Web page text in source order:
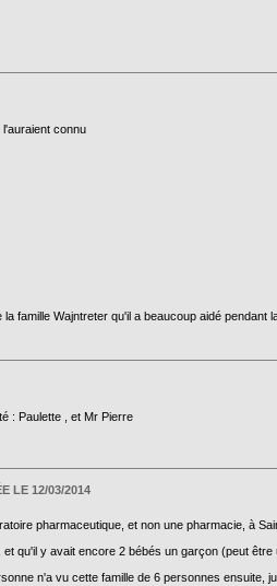
connu
famille Wajntreter qu'il a beaucoup aidé pendant
: Paulette , et Mr Pierre
LE 12/03/2014
pharmaceutique, et non une pharmacie, à
qu'il y avait encore 2 bébés un garçon (peut être
n'a vu cette famille de 6 personnes ensuite,